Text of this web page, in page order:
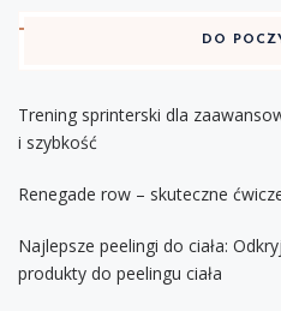
DO
Trening sprinterski dla
i szybkość
Renegade row – skuteczne
Najlepsze peelingi do ciała:
produkty do peelingu ciała